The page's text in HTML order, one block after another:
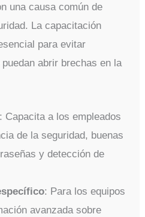
una causa común de
La capacitación
para evitar
abrir brechas en la
: Capacita a los empleados
de la seguridad, buenas
y detección de
: Para los equipos
avanzada sobre